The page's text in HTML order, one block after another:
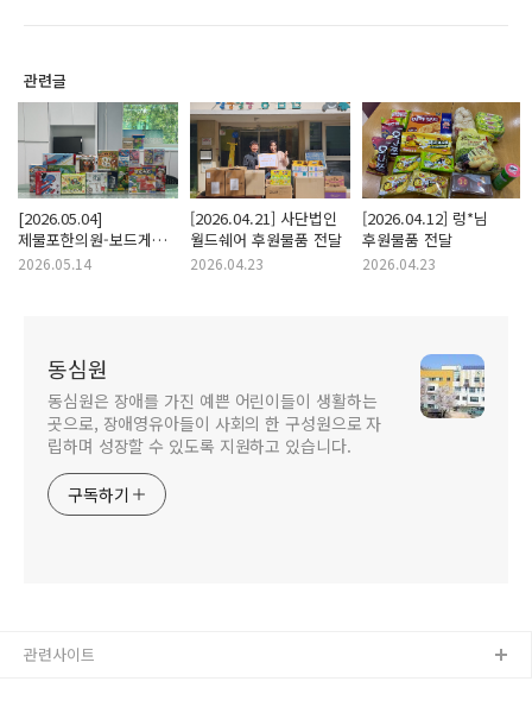
관련글
[2026.05.04]
제물포한의원-보드게임
및 게임팩
2026.05.14
[2026.04.21] 사단법인
월드쉐어 후원물품 전달
2026.04.23
[2026.04.12] 렁*님
후원물품 전달
2026.04.23
동심원
동심원은 장애를 가진 예쁜 어린이들이 생활하는
곳으로, 장애영유아들이 사회의 한 구성원으로 자
립하며 성장할 수 있도록 지원하고 있습니다.
구독하기
관련사이트